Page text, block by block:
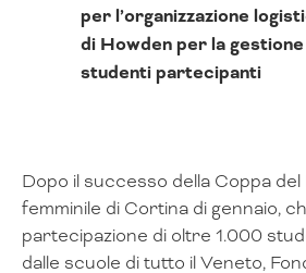
per l’organizzazione
di Howden per la
studenti partecipanti
Dopo il successo della Coppa
femminile di Cortina di gennaio,
partecipazione di oltre 1.000
dalle scuole di tutto il Veneto,